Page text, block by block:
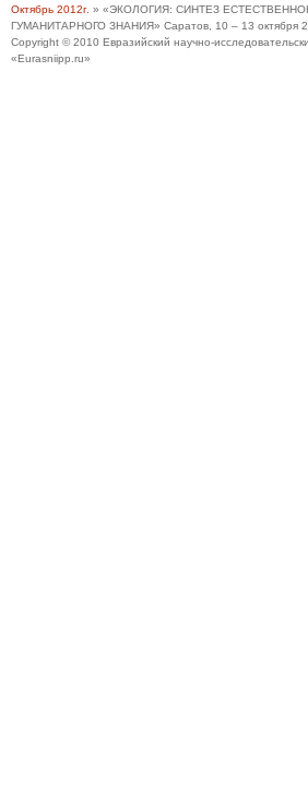
Октябрь 2012г. » «ЭКОЛОГИЯ: СИНТЕЗ
ГУМАНИТАРНОГО ЗНАНИЯ» Саратов, 10 – 13 октября
Copyright © 2010 Евразийский научно-
«Eurasniipp.ru»